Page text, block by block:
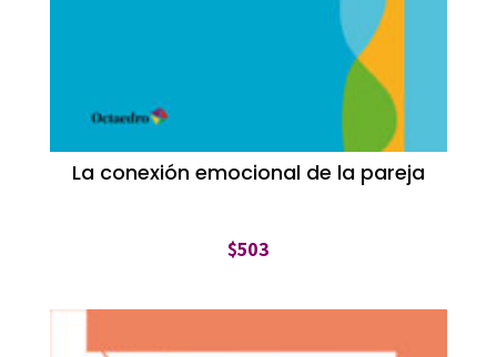
La conexión emocional de la pareja
$503